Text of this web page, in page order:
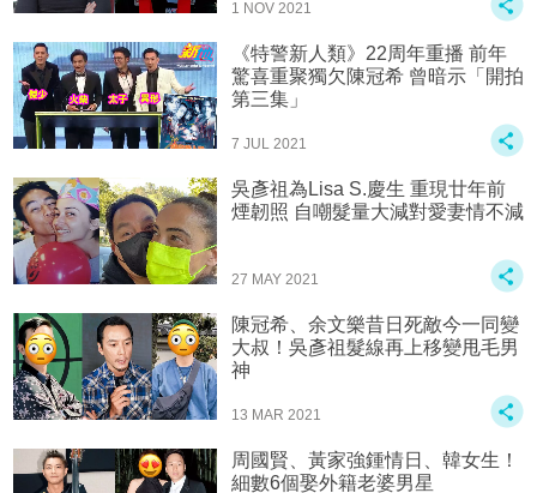
1 NOV 2021
《特警新人類》22周年重播 前年
驚喜重聚獨欠陳冠希 曾暗示「開拍
第三集」
7 JUL 2021
吳彥祖為Lisa S.慶生 重現廿年前
煙韌照 自嘲髮量大減對愛妻情不減
27 MAY 2021
陳冠希、余文樂昔日死敵今一同變
大叔！吳彥祖髮線再上移變甩毛男
神
13 MAR 2021
周國賢、黃家強鍾情日、韓女生！
細數6個娶外籍老婆男星